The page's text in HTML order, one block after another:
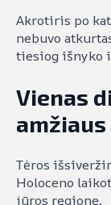
Akrotiris po
nebuvo
tiesiog išnyko
Vienas
Tėros
Holoceno
jūros regione.